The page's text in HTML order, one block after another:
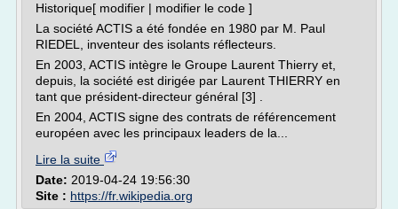
Historique[ modifier | modifier le code ]
La société ACTIS a été fondée en 1980 par M. Paul
RIEDEL, inventeur des isolants réflecteurs.
En 2003, ACTIS intègre le Groupe Laurent Thierry et,
depuis, la société est dirigée par Laurent THIERRY en
tant que président-directeur général [3] .
En 2004, ACTIS signe des contrats de référencement
européen avec les principaux leaders de la...
Lire la suite
Date: 2019-04-24 19:56:30
Site : https://fr.wikipedia.org